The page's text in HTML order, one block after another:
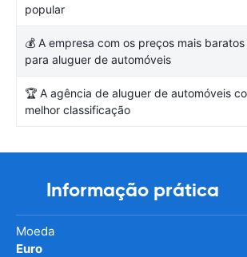
popular
💰 A empresa com os preços mais baratos
para aluguer de automóveis
🏆 A agência de aluguer de automóveis
melhor classificação
Informação prática
Moeda
Euro